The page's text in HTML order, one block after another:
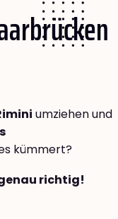
umziehen und
kümmert?
richtig!